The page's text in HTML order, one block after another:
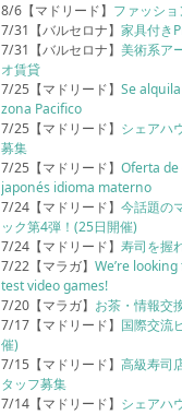
8/6【マドリード】 ファッシ
7/31【バルセロナ】家具付き
7/31【バルセロナ】美術系ア
オ賃貸
7/25【マドリード】Se
zona Pacifico
7/25【マドリード】 シェアハ
募集
7/25【マドリード】Oferta
japonés idioma materno
7/24【マドリード】今話題の
ック第4弾！(25日開催)
7/24【マドリード】寿司を握
7/22【マラガ】We’re
test video games!
7/20【マラガ】 お茶・情報交
7/17【マドリード】 国際交流
催)
7/15【マドリード】高級寿司
タッフ募集
7/14【マドリード】 シェアハ